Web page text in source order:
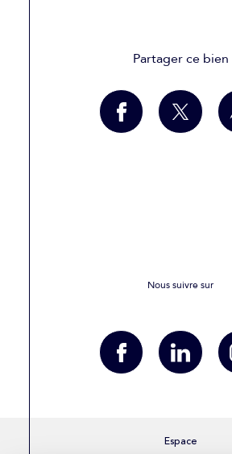
Partager ce bien
Nous suivre sur
Espace